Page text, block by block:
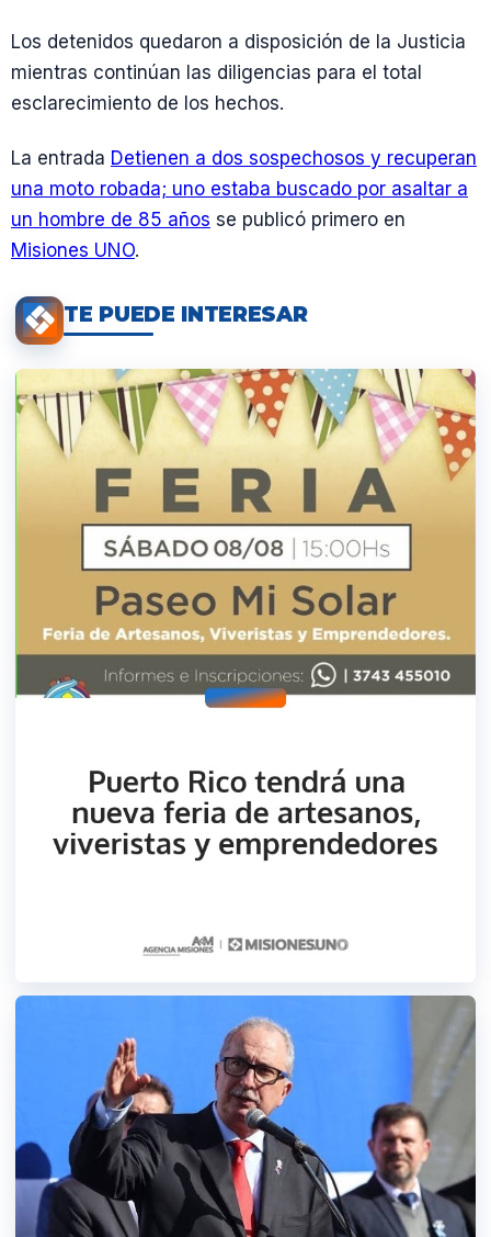
Los detenidos quedaron a disposición de la Justicia
mientras continúan las diligencias para el total
esclarecimiento de los hechos.
La entrada Detienen a dos sospechosos y recuperan
una moto robada; uno estaba buscado por asaltar a
un hombre de 85 años se publicó primero en
Misiones UNO.
TE PUEDE INTERESAR